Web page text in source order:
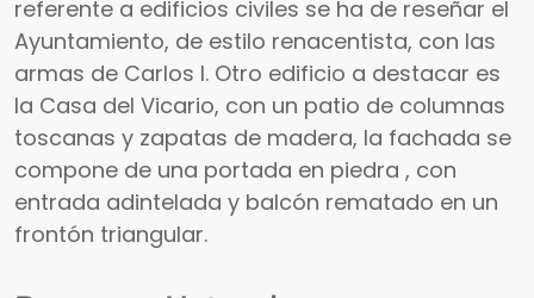
referente a edificios civiles se ha de reseñar el
Ayuntamiento, de estilo renacentista, con las
armas de Carlos I. Otro edificio a destacar es
la Casa del Vicario, con un patio de columnas
toscanas y zapatas de madera, la fachada se
compone de una portada en piedra , con
entrada adintelada y balcón rematado en un
frontón triangular.